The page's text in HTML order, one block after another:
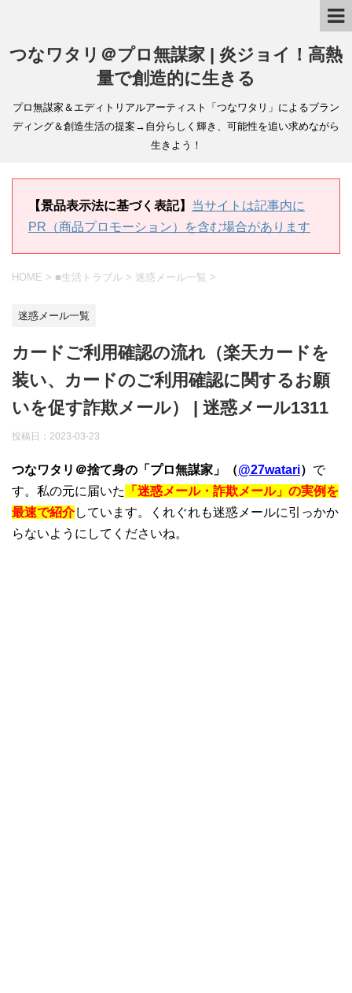
つなワタリ＠プロ無謀家 | 炎ジョイ！高熱
量で創造的に生きる
プロ無謀家＆エディトリアルアーティスト「つなワタリ」によるブラン
ディング＆創造生活の提案→自分らしく輝き、可能性を追い求めながら
生きよう！
【景品表示法に基づく表記】 当サイトは記事内に
PR（商品プロモーション）を含む場合があります
HOME > ■生活トラブル > 迷惑メール一覧 >
迷惑メール一覧
カードご利用確認の流れ（楽天カードを
装い、カードのご利用確認に関するお願
いを促す詐欺メール） | 迷惑メール1311
投稿日： 2023-03-23
つなワタリ＠捨て身の「プロ無謀家」（@27watari） で
す。私の元に届いた
「迷惑メール・詐欺メール」の実例を
最速で紹介しています。くれぐれも迷惑メールに引っかか
らないようにしてくださいね。